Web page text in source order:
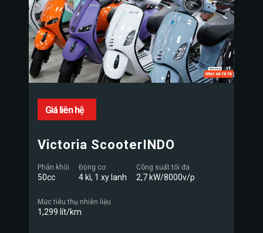
Giá liên hệ
Victoria ScooterINDO
Phân khối
50cc
Động cơ
4 kì, 1 xy lanh
Công suất tối đa
2,7 kW/8000v/p
Mức tiêu thụ nhiên liệu
1,299 lít/km